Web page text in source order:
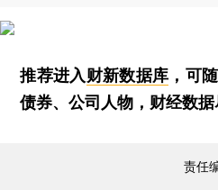
推荐进入财新数据库 ，可
债券、公司人物，财经数据
责任